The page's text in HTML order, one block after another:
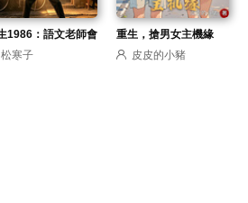
1986：語文老師會
！
松寒子
重生，搶男女主機緣
皮皮的小豬